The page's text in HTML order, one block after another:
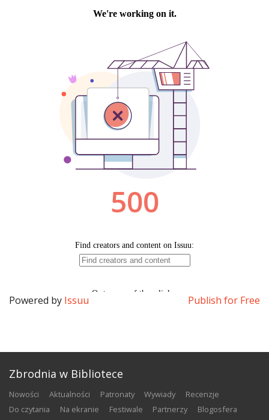
Powered by Issuu Publish for Free
Zbrodnia w Bibliotece
nowości aktualności patronaty wywiady
recenzje
do czytania
na ekranie festiwale partnerzy
blogosfera